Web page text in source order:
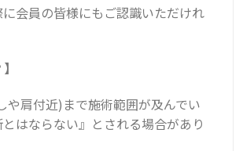
会員の皆様にもご認識いただけれ
や肩付近) まで施術範囲が及んでい
はならない』とされる場合があり